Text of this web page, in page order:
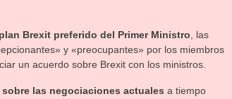
Brexit preferido del Primer Ministro , las
y «preocupantes» por los miembros
un acuerdo sobre Brexit con los ministros.
las negociaciones actuales a tiempo